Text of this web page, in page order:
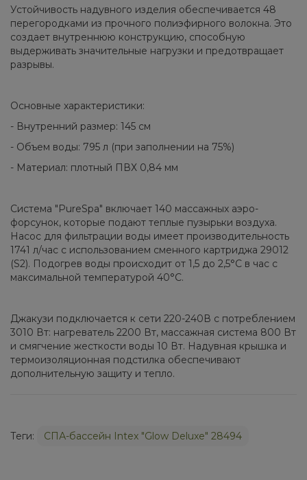
Устойчивость надувного изделия обеспечивается 48
перегородками из прочного полиэфирного волокна. Это
создает внутреннюю конструкцию, способную
выдерживать значительные нагрузки и предотвращает
разрывы.
Основные характеристики:
- Внутренний размер: 145 см
- Объем воды: 795 л (при заполнении на 75%)
- Материал: плотный ПВХ 0,84 мм
Система "PureSpa" включает 140 массажных аэро-
форсунок, которые подают теплые пузырьки воздуха.
Насос для фильтрации воды имеет производительность
1741 л/час с использованием сменного картриджа 29012
(S2). Подогрев воды происходит от 1,5 до 2,5°С в час с
максимальной температурой 40°С.
Джакузи подключается к сети 220-240В с потреблением
3010 Вт: нагреватель 2200 Вт, массажная система 800 Вт
и смягчение жесткости воды 10 Вт. Надувная крышка и
термоизоляционная подстилка обеспечивают
дополнительную защиту и тепло.
Теги: СПА-бассейн Intex "Glow Deluxe" 28494